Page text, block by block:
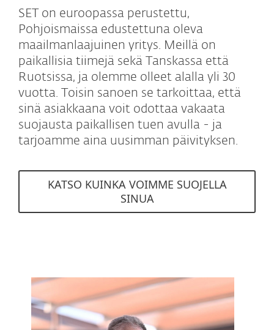
SET on euroopassa perustettu,
Pohjoismaissa edustettuna oleva
maailmanlaajuinen yritys. Meillä on
paikallisia tiimejä sekä Tanskassa että
Ruotsissa, ja olemme olleet alalla yli 30
vuotta. Toisin sanoen se tarkoittaa, että
sinä asiakkaana voit odottaa vakaata
suojausta paikallisen tuen avulla - ja
tarjoamme aina uusimman päivityksen.
KATSO KUINKA VOIMME SUOJELLA
SINUA